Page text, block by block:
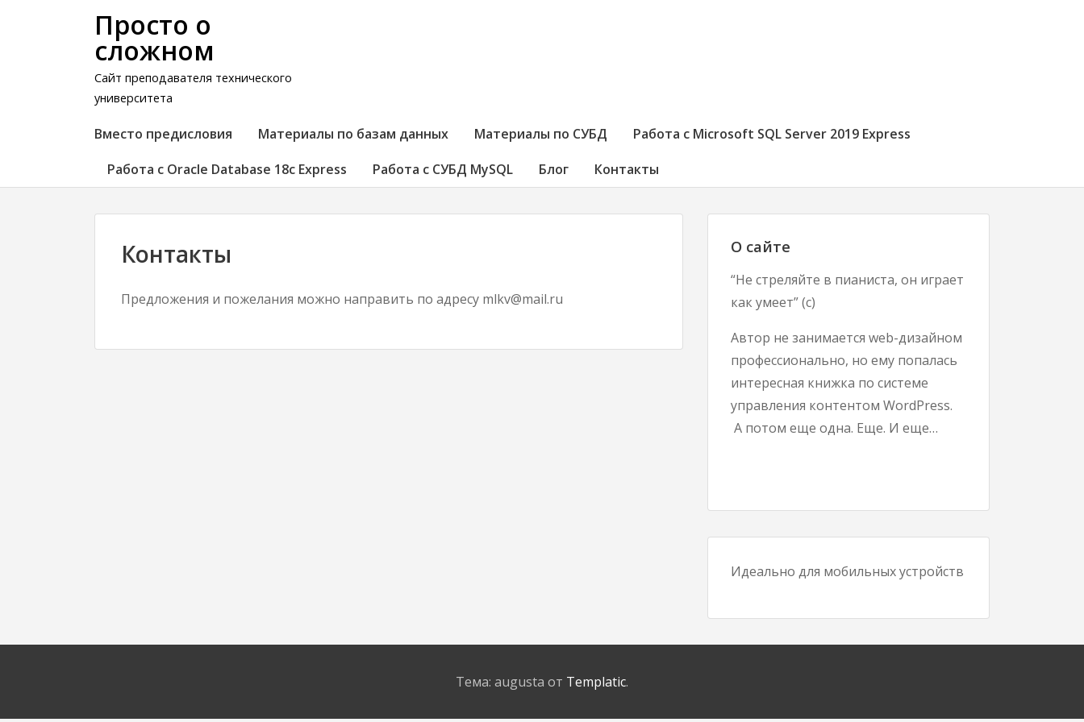
Просто о
сложном
Сайт преподавателя технического
университета
Вместо предисловия Материалы по базам данных Материалы по СУБД
Работа с Microsoft SQL Server 2019 Express
Работа с Oracle Database 18c Express
Работа с СУБД MySQL Блог Контакты
Контакты
Предложения и пожелания можно направить по адресу mlkv@mail.ru
О сайте
“Не стреляйте в пианиста, он играет
как умеет” (с)
Автор не занимается web-дизайном
профессионально, но ему попалась
интересная книжка по системе
управления контентом WordPress.
А потом еще одна. Еще. И еще…
Идеально для мобильных устройств
Тема: augusta от Templatic.